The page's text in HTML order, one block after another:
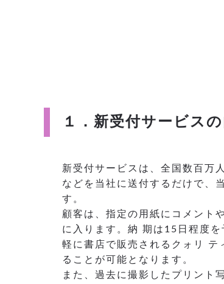
１．新受付サービス
新受付サービスは、全国数百万
などを当社に送付するだけで、
す。
顧客は、指定の用紙にコメント
に入ります。納 期は15日程度
軽に書店で販売されるクォリ テ
ることが可能となります。
また、過去に撮影したプリント